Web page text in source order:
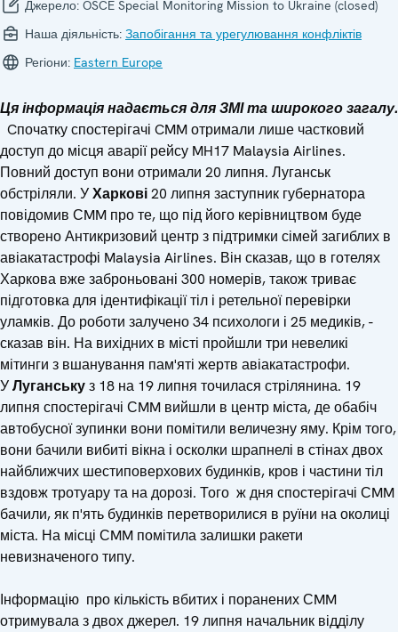
Джерело: OSCE Special Monitoring Mission to Ukraine (closed)
Наша діяльність: Запобігання та урегулювання конфліктів
Регіони: Eastern Europe
Ця інформація надається для ЗМІ та широкого загалу.
Cпочатку спостерігачі CMM отримали лише частковий
доступ до місця аварії рейсу MH17 Malaysia Airlines.
Повний доступ вони отримали 20 липня. Луганськ
обстріляли. УХаркові20 липня заступник губернатора
повідомив СMM про те, що під його керівництвом буде
створено Антикризовий центр з підтримки сімей загиблих в
авіакатастрофі Malaysia Airlines. Він сказав, що в готелях
Харкова вже заброньовані 300 номерів, також триває
підготовка для ідентифікації тіл і ретельної перевірки
уламків. До роботи залучено 34 психологи і 25 медиків, -
сказав він. На вихідних в місті пройшли три невеликі
мітинги з вшанування пам'яті жертв авіакатастрофи.
УЛуганськуз 18 на 19 липня точилася стрілянина. 19
липня спостерігачі СMM вийшли в центр міста, де обабіч
автобусної зупинки вони помітили величезну яму. Крім того,
вони бачили вибиті вікна і осколки шрапнелі в стінах двох
найближчих шестиповерхових будинків, кров і частини тіл
вздовж тротуару та на дорозі. Того ж дня спостерігачі СMM
бачили, як п'ять будинків перетворилися в руїни на околиці
міста. На місці СMM помітила залишки ракети
невизначеного типу.
Інформацію про кількість вбитих і поранених СMM
отримувала з двох джерел. 19 липня начальник відділу